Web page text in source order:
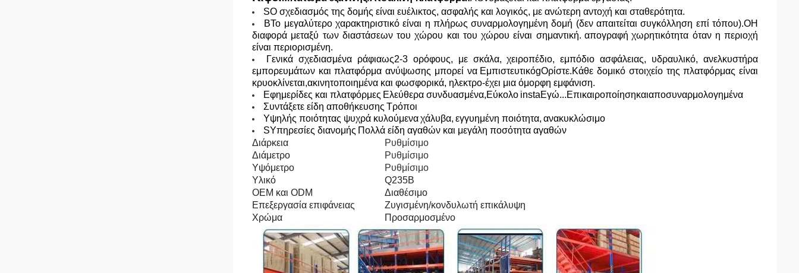
SΟ σχεδιασμός της δομής είναι ευέλικτος, ασφαλής και λογικός, με ανώτερη αντοχή και σταθερότητα.
ΒΤο μεγαλύτερο χαρακτηριστικό είναι η πλήρως συναρμολογημένη δομή (δεν απαιτείται συγκόλληση επί τόπου).ΟΗ
διαφορά μεταξύ των διαστάσεων του χώρου και του χώρου είναι σημαντική. απογραφή χωρητικότητα όταν η περιοχή
είναι περιορισμένη.
Γενικά σχεδιασμένα ράφιαως2-3 ορόφους, με σκάλα, χειροπέδιο, εμπόδιο ασφάλειας, υδραυλικό, ανελκυστήρα
εμπορευμάτων και πλατφόρμα ανύψωσης μπορεί να ΕμπιστευτικόgΟρίστε.Κάθε δομικό στοιχείο της πλατφόρμας είναι
κρυοκλίνεται,ακινητοποιημένα και φωσφορικά, ηλεκτρο-έχει μια όμορφη εμφάνιση.
Εφημερίδες και πλατφόρμες Ελεύθερα συνδυασμένα,Εύκολο instaΕγώ...Επικαιροποίησηκαιαποσυναρμολογημένα
Συντάξετε είδη αποθήκευσης Τρόποι
Υψηλής ποιότητας ψυχρά κυλούμεναχάλυβα, εγγυημένη ποιότητα, ανακυκλώσιμο
SΥπηρεσίες διανομής Πολλά είδη αγαθών και μεγάλη ποσότητα αγαθών
Διάρκεια
Ρυθμίσιμο
Διάμετρο
Ρυθμίσιμο
Υψόμετρο
Ρυθμίσιμο
Υλικό
Q235B
OEM και ODM
Διαθέσιμο
Επεξεργασία επιφάνειας
Ζυγισμένη/κονδυλωτή επικάλυψη
Χρώμα
Προσαρμοσμένο